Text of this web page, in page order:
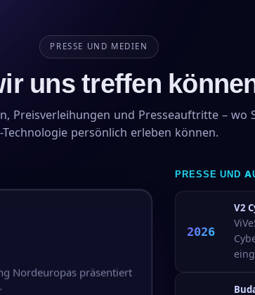
PRESSE UND MEDIEN
uns treffen
Preisverleihungen und Presseauftritte – wo
Technologie persönlich erleben können.
Nordeuropas präsentiert
PRESSE UND
2026
V2